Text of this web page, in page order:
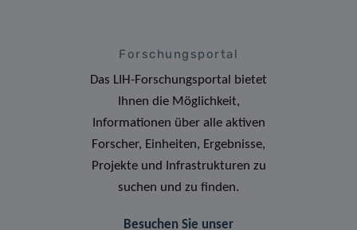
Forschungsportal
Das LIH-Forschungsportal bietet
Ihnen die Möglichkeit,
Informationen über alle aktiven
Forscher, Einheiten, Ergebnisse,
Projekte und Infrastrukturen zu
suchen und zu finden.
Besuchen Sie unser